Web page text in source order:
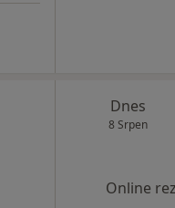
Dnes
8 Srpen
Online